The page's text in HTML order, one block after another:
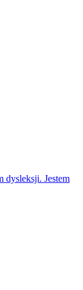
dysleksji. Jestem